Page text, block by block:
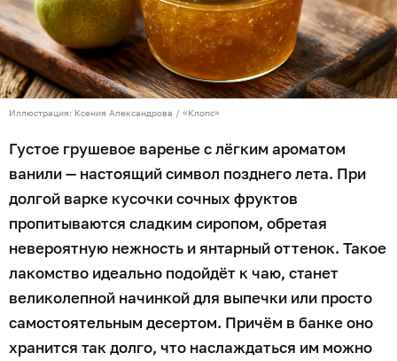
Иллюстрация: Ксения Александрова / «Клопс»
Густое грушевое варенье с лёгким ароматом
ванили — настоящий символ позднего лета. При
долгой варке кусочки сочных фруктов
пропитываются сладким сиропом, обретая
невероятную нежность и янтарный оттенок. Такое
лакомство идеально подойдёт к чаю, станет
великолепной начинкой для выпечки или просто
самостоятельным десертом. Причём в банке оно
хранится так долго, что наслаждаться им можно